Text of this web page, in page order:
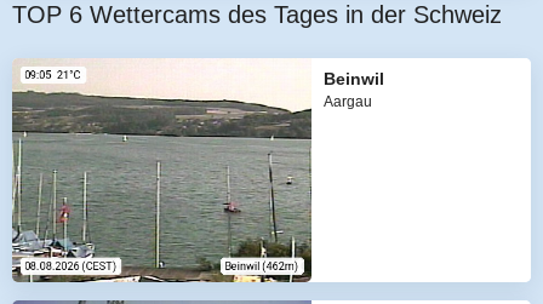
TOP 6 Wettercams des Tages in der Schweiz
Beinwil
Aargau